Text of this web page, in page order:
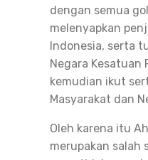
dengan semua
melenyapkan
Indonesia, serta
Negara Kesatuan
kemudian ikut
Masyarakat dan
Oleh karena itu
merupakan salah